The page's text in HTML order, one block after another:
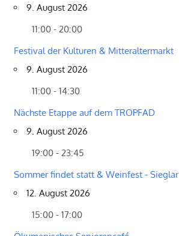
9. August 2026
11:00 - 20:00
Festival der Kulturen & Mitteraltermarkt
9. August 2026
11:00 - 14:30
Nächste Etappe auf dem TROPFAD
9. August 2026
19:00 - 23:45
Sommer findet statt & Weinfest - Sieglar
12. August 2026
15:00 - 17:00